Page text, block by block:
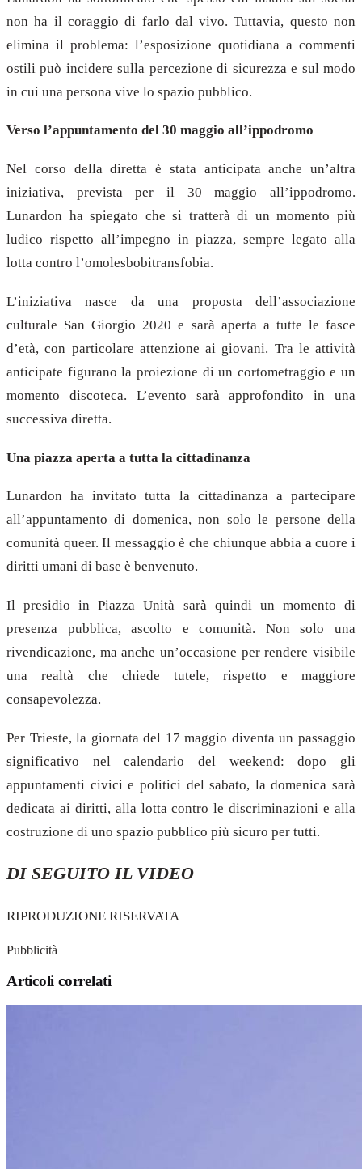
non ha il coraggio di farlo dal vivo. Tuttavia, questo non
elimina il problema: l’esposizione quotidiana a commenti
ostili può incidere sulla percezione di sicurezza e sul modo
in cui una persona vive lo spazio pubblico.
Verso l’appuntamento del 30 maggio all’ippodromo
Nel corso della diretta è stata anticipata anche un’altra
iniziativa, prevista per il 30 maggio all’ippodromo.
Lunardon ha spiegato che si tratterà di un momento più
ludico rispetto all’impegno in piazza, sempre legato alla
lotta contro l’omolesbobitransfobia.
L’iniziativa nasce da una proposta dell’associazione
culturale San Giorgio 2020 e sarà aperta a tutte le fasce
d’età, con particolare attenzione ai giovani. Tra le attività
anticipate figurano la proiezione di un cortometraggio e un
momento discoteca. L’evento sarà approfondito in una
successiva diretta.
Una piazza aperta a tutta la cittadinanza
Lunardon ha invitato tutta la cittadinanza a partecipare
all’appuntamento di domenica, non solo le persone della
comunità queer. Il messaggio è che chiunque abbia a cuore i
diritti umani di base è benvenuto.
Il presidio in Piazza Unità sarà quindi un momento di
presenza pubblica, ascolto e comunità. Non solo una
rivendicazione, ma anche un’occasione per rendere visibile
una realtà che chiede tutele, rispetto e maggiore
consapevolezza.
Per Trieste, la giornata del 17 maggio diventa un passaggio
significativo nel calendario del weekend: dopo gli
appuntamenti civici e politici del sabato, la domenica sarà
dedicata ai diritti, alla lotta contro le discriminazioni e alla
costruzione di uno spazio pubblico più sicuro per tutti.
DI SEGUITO IL VIDEO
RIPRODUZIONE RISERVATA
Pubblicità
Articoli correlati